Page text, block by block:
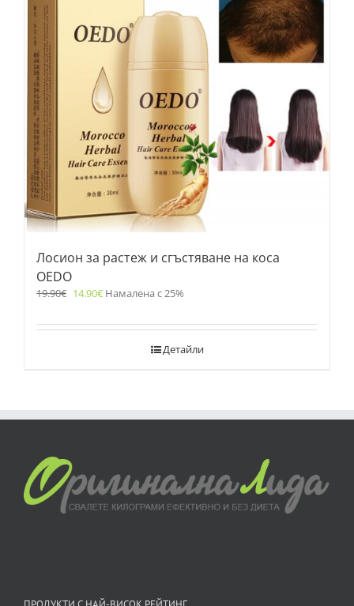
Лосион за растеж и сгъстяване на коса
OEDO
19.90€ 14.90€ Намалена с 25%
Детайли